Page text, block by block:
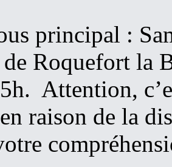
principal :
de Roquefort la
Attention,
raison de la